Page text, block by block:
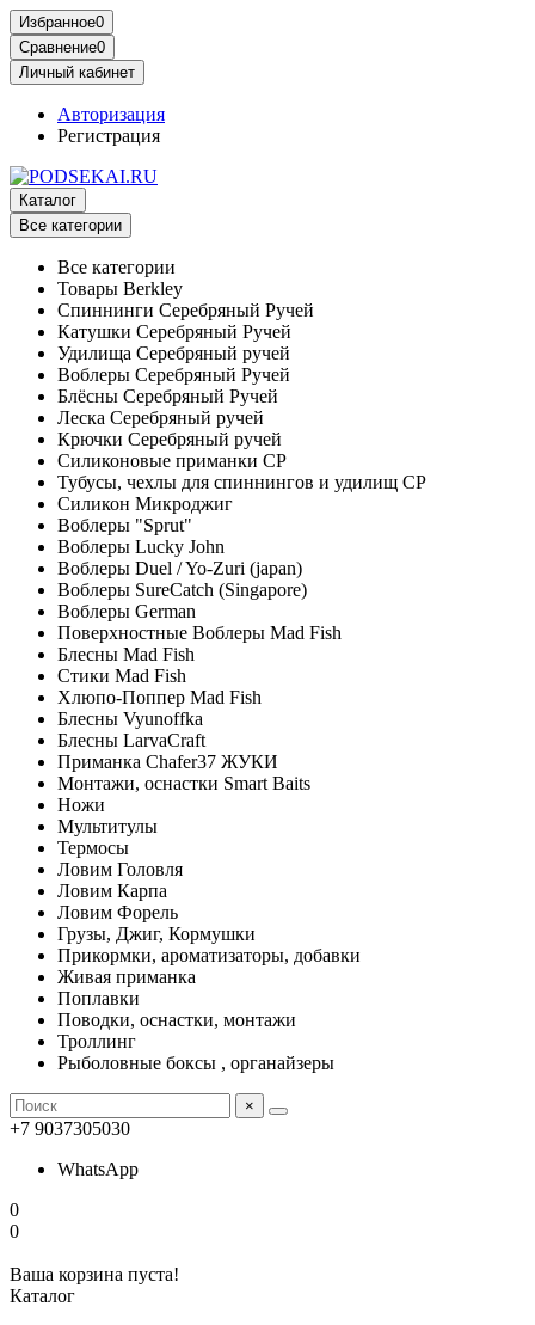
Избранное0
Сравнение0
Личный кабинет
Авторизация
Регистрация
Каталог
Все категории
Все категории
Товары Berkley
Спиннинги Серебряный Ручей
Катушки Серебряный Ручей
Удилища Серебряный ручей
Воблеры Серебряный Ручей
Блёсны Серебряный Ручей
Леска Серебряный ручей
Крючки Серебряный ручей
Силиконовые приманки СР
Тубусы, чехлы для спиннингов и удилищ СР
Силикон Микроджиг
Воблеры "Sprut"
Воблеры Lucky John
Воблеры Duel / Yo-Zuri (japan)
Воблеры SureCatch (Singapore)
Воблеры German
Поверхностные Воблеры Mad Fish
Блесны Mad Fish
Стики Mad Fish
Хлюпо-Поппер Mad Fish
Блесны Vyunoffka
Блесны LarvaCraft
Приманка Chafer37 ЖУКИ
Монтажи, оснастки Smart Baits
Ножи
Мультитулы
Термосы
Ловим Головля
Ловим Карпа
Ловим Форель
Грузы, Джиг, Кормушки
Прикормки, ароматизаторы, добавки
Живая приманка
Поплавки
Поводки, оснастки, монтажи
Троллинг
Рыболовные боксы , органайзеры
×
+7 9037305030
WhatsApp
0
0
Ваша корзина пуста!
Каталог